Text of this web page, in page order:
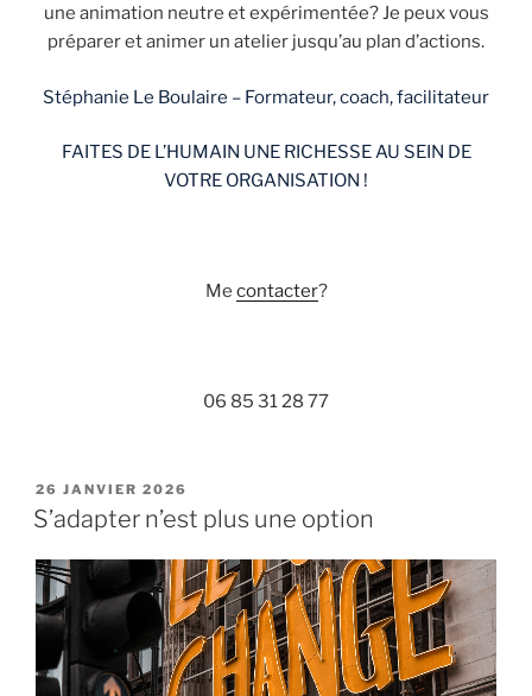
une animation neutre et expérimentée? Je peux vous
préparer et animer un atelier jusqu’au plan d’actions.
Stéphanie Le Boulaire – Formateur, coach, facilitateur
FAITES DE L’HUMAIN UNE RICHESSE AU SEIN DE
VOTRE ORGANISATION !
Me contacter?
06 85 31 28 77
PUBLIÉ
LE
26 JANVIER 2026
S’adapter n’est plus une option